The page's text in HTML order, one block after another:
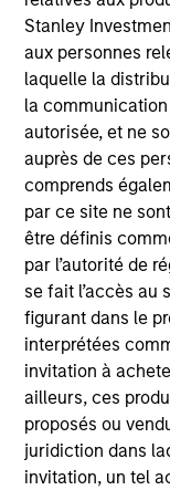
Stanley
aux personnes
laquelle la
la
autorisée, et ne
auprès de ces
comprends
par ce site ne
être définis
par l’autorité de
se fait l’accès au
figurant dans le
interprétées
invitation à
ailleurs, ces
proposés ou
juridiction dans
invitation, un tel
As of July 25,
and educational
the investment
(for realized
current holdings).
are the property of
on this website
otherwise
links shown here,
third party site. We
only as a
not and does not
investigation,
information
shall we be
the site or your